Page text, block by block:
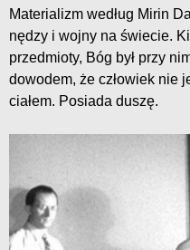
Materializm według Mirin
nędzy i wojny na świecie.
przedmioty, Bóg był przy
dowodem, że człowiek nie
ciałem. Posiada duszę.